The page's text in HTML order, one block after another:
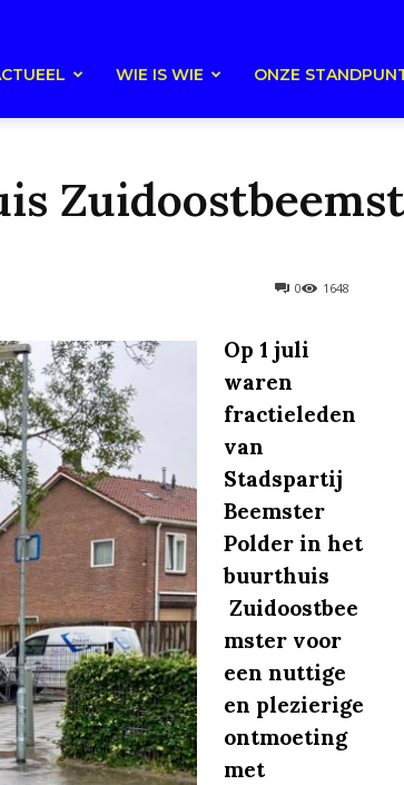
WIE IS WIE ONZE
1648
0
Op 1 juli
waren
fractieleden
van
Stadspartij
Beemster
Polder in het
buurthuis
Zuidoostbee
mster voor
een nuttige
en plezierige
ontmoeting
met